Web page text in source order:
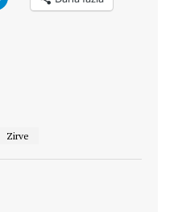
Zirve